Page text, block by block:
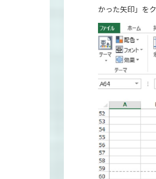
かった矢印」を